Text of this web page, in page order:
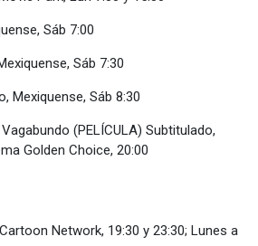
Sáb 7:00
Sáb 7:30
Mexiquense, Sáb 8:30
(PELÍCULA) Subtitulado,
Golden Choice, 20:00
Network, 19:30 y 23:30; Lunes a